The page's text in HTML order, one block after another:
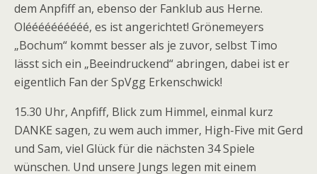
dem Anpfiff an, ebenso der Fanklub aus Herne.
Oléééééééééé, es ist angerichtet! Grönemeyers
„Bochum“ kommt besser als je zuvor, selbst Timo
lässt sich ein „Beeindruckend“ abringen, dabei ist er
eigentlich Fan der SpVgg Erkenschwick!
15.30 Uhr, Anpfiff, Blick zum Himmel, einmal kurz
DANKE sagen, zu wem auch immer, High-Five mit Gerd
und Sam, viel Glück für die nächsten 34 Spiele
wünschen. Und unsere Jungs legen mit einem